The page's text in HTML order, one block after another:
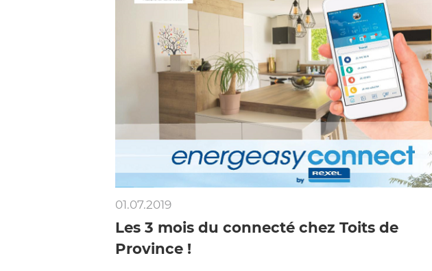
01.07.2019
Les 3 mois du connecté chez Toits de
Province !